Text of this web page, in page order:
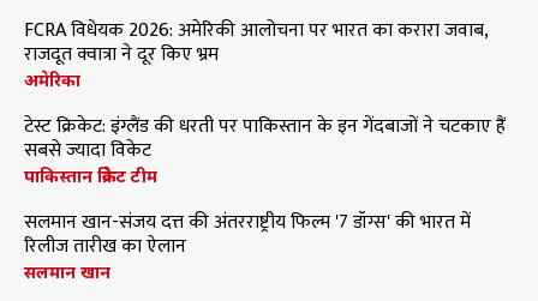
FCRA विधेयक 2026: अमेरिकी आलोचना पर भारत का करारा जवाब,
राजदूत क्वात्रा ने दूर किए भ्रम
अमेरिका
टेस्ट क्रिकेट: इंग्लैंड की धरती पर पाकिस्तान के इन गेंदबाजों ने चटकाए हैं
सबसे ज्यादा विकेट
पाकिस्तान क्रिकेट टीम
सलमान खान-संजय दत्त की अंतरराष्ट्रीय फिल्म '7 डॉग्स' की भारत में
रिलीज तारीख का ऐलान
सलमान खान